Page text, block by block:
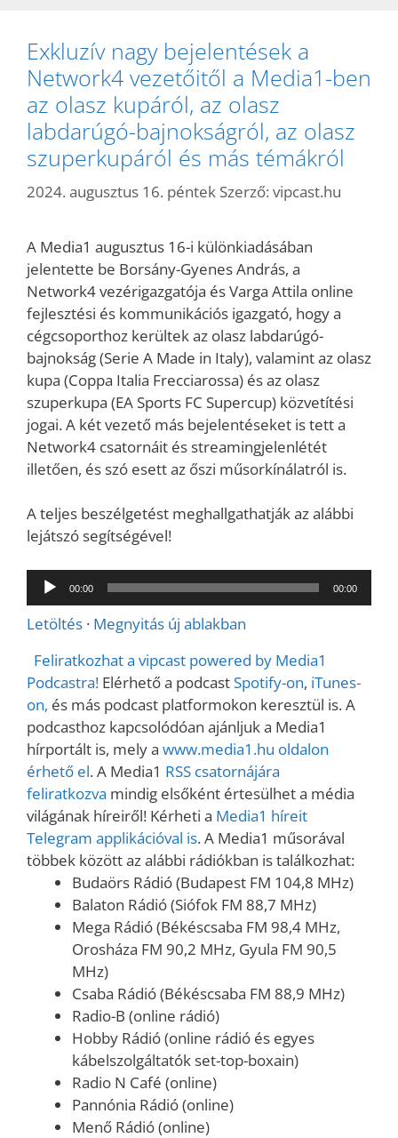
Exkluzív nagy bejelentések a
Network4 vezetőitől a Media1-ben
az olasz kupáról, az olasz
labdarúgó-bajnokságról, az olasz
szuperkupáról és más témákról
2024. augusztus 16. péntek Szerző: vipcast.hu
A Media1 augusztus 16-i különkiadásában
jelentette be Borsány-Gyenes András, a
Network4 vezérigazgatója és Varga Attila online
fejlesztési és kommunikációs igazgató, hogy a
cégcsoporthoz kerültek az olasz labdarúgó-
bajnokság (Serie A Made in Italy), valamint az olasz
kupa (Coppa Italia Frecciarossa) és az olasz
szuperkupa (EA Sports FC Supercup) közvetítési
jogai. A két vezető más bejelentéseket is tett a
Network4 csatornáit és streamingjelenlétét
illetően, és szó esett az őszi műsorkínálatról is.
A teljes beszélgetést meghallgathatják az alábbi
lejátszó segítségével!
Audió
lejátszó
00:00 00:00
Letöltés · Megnyitás új ablakban
Feliratkozhat a vipcast powered by Media1
Podcastra! Elérhető a podcastSpotify-on, iTunes-
on, és más podcast platformokon keresztül is. A
podcasthoz kapcsolódóan ajánljuk a Media1
hírportált is, mely a www.media1.hu oldalon
érhető el. A Media1 RSS csatornájára
feliratkozva mindig elsőként értesülhet a média
világának híreiről! Kérheti a Media1 híreit
Telegram applikációval is. A Media1 műsorával
többek között az alábbi rádiókban is találkozhat:
Budaörs Rádió (Budapest FM 104,8 MHz)
Balaton Rádió (Siófok FM 88,7 MHz)
Mega Rádió (Békéscsaba FM 98,4 MHz,
Orosháza FM 90,2 MHz, Gyula FM 90,5
MHz)
Csaba Rádió (Békéscsaba FM 88,9 MHz)
Radio-B (online rádió)
Hobby Rádió (online rádió és egyes
kábelszolgáltatók set-top-boxain)
Radio N Café (online)
Pannónia Rádió (online)
Menő Rádió (online)